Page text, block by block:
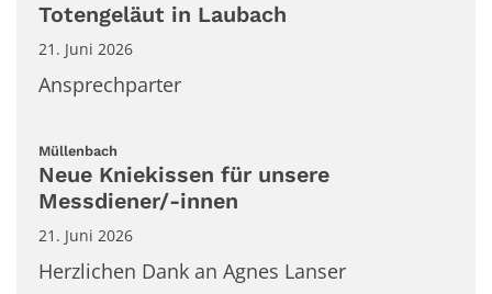
Totengeläut in Laubach
21. Juni 2026
Ansprechparter
Müllenbach
Neue Kniekissen für unsere
Messdiener/-innen
21. Juni 2026
Herzlichen Dank an Agnes Lanser